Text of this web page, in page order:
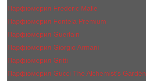
Парфюмерия Frеderic Mаlle
Парфюмерия Fontela Premium
Парфюмерия Guerlain
Парфюмерия Giorgio Armani
Парфюмерия Gritti
Парфюмерия Gucci The Alchemist’s Garden.